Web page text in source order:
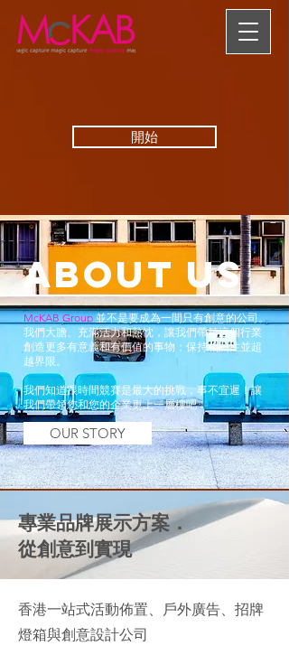
開始
ABOUT US
McKAB Group並不是要成為一間只有創意的公司。
我們大膽、充滿活力和熱忱，讓我們帶領這個行業
創造更多有意義和有價值的事物；保持相關性並超
越界限。
我們知道跟時間競賽是最大的挑戰，事不宜遲！讓
我們帶領您和您的企業更上一層樓吧！
OUR STORY
專業品牌展示方案．
從創意到實現
香港一站式活動佈置、戶外廣告、招牌
燈箱與創意設計公司